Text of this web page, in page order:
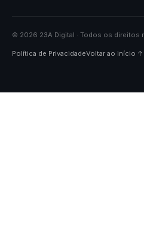
© 2026 23A Digital · Todos os direitos
Política de PrivacidadeVoltar ao início ↑